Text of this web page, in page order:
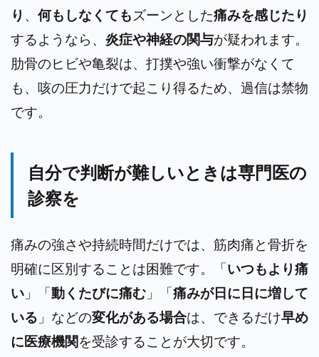
り 、 何もしなくても ズーンとした痛みを感じたり
するようなら、 炎症や神経の関与が疑われます。
肋骨のヒビや亀裂は、打撲や強い衝撃がなくて
も、咳の圧力だけで起こり得るため、過信は禁物
です。
自分で判断が難しいときは専門医の
診察を
痛みの強さや持続時間だけでは、筋肉痛と骨折を
明確に区別することは困難です。「いつもより痛
い 」「動くたびに痛む 」「痛みが日に日に増して
いる 」などの変化がある場合は、できるだけ早め
に医療機関を受診することが大切です。